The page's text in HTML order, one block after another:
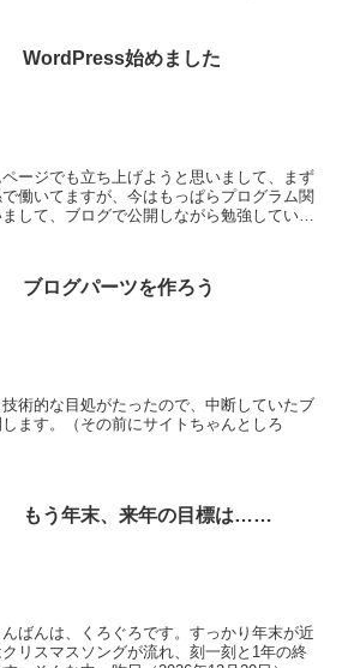
WordPress始めました
ージでも立ち上げようと思いまして、まず
働いてますが、今はもっぱらプログラム関
して、ブログで公開しながら勉強していけ
ブログパーツを作ろう
術的な目処がたったので、中断していたブ
ます。（その前にサイトちゃんとしろ
もう年末、来年の目標は……
ばんは、くろぐろです。すっかり年末が近
リスマスソングが流れ、刻一刻と1年の終